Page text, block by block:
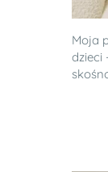
Moja
dzieci